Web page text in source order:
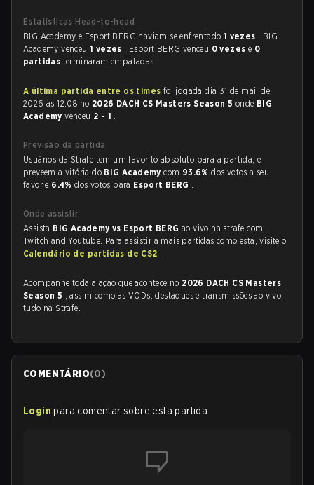
Estatísticas Head-to-head
BIG Academy e Esport BERG haviam se enfrentado 1 vezes . BIG
Academy venceu1 vezes , Esport BERG venceu 0 vezes e 0
partidas terminaram empatadas.
A última partida entre os times foi jogada dia 31 de mai. de
2026 às 12:08 no 2026 DACH CS Masters Season 5 onde BIG
Academyvenceu 2 - 1 .
Previsão da partida
Usuários da Strafe tem um favorito absoluto para a partida, e
preveem a vitória do BIG Academycom 93.6%dos votos a seu
favor e 6.4%dos votos para Esport BERG .
Onde assistir
Assista BIG Academy vs Esport BERGao vivo na strafe.com,
Twitch and Youtube. Para assistir a mais partidas como esta, visite o
Calendário de partidas de CS2 .
Acompanhe toda a ação que acontece no 2026 DACH CS Masters
Season 5 , assim como as VODs, destaques e transmissões ao vivo,
tudo na Strafe.
COMENTÁRIO(0)
Login para comentar sobre esta partida